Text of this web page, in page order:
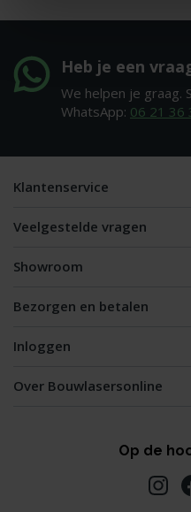
Heb je een
We helpen je graag.
WhatsApp: 06 21 36
Klantenservice
Veelgestelde vragen
Showroom
Bezorgen en betalen
Inloggen
Over Bouwlasersonline
Op de